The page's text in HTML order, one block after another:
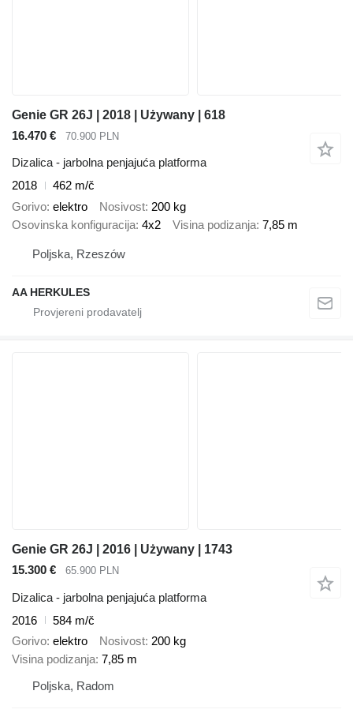
Genie GR 26J | 2018 | Używany | 618
16.470 €
70.900 PLN
Dizalica - jarbolna penjajuća platforma
2018
462 m/č
Gorivo elektro Nosivost 200 kg
Osovinska konfiguracija 4x2 Visina podizanja 7,85 m
Poljska, Rzeszów
AA HERKULES
Genie GR 26J | 2016 | Używany | 1743
15.300 €
65.900 PLN
Dizalica - jarbolna penjajuća platforma
2016
584 m/č
Gorivo elektro Nosivost 200 kg
Visina podizanja 7,85 m
Poljska, Radom